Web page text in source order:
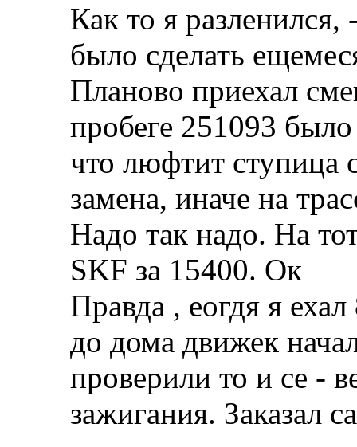
Как то я
было сделать
Планово приехал
пробеге 251093
что люфтит ступица
замена, иначе на
Надо так надо. На
SKF за 15400. Ок
Правда , еогдя я
до дома движек
проверили то и се -
зажигания. Заказал